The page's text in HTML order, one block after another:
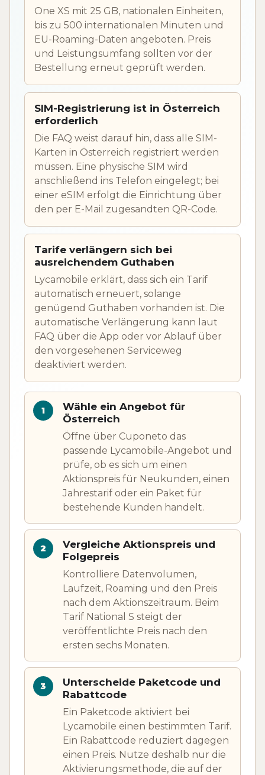
One XS mit 25 GB, nationalen Einheiten,
bis zu 500 internationalen Minuten und
EU-Roaming-Daten angeboten. Preis
und Leistungsumfang sollten vor der
Bestellung erneut geprüft werden.
SIM-Registrierung ist in Österreich
erforderlich
Die FAQ weist darauf hin, dass alle SIM-
Karten in Österreich registriert werden
müssen. Eine physische SIM wird
anschließend ins Telefon eingelegt; bei
einer eSIM erfolgt die Einrichtung über
den per E-Mail zugesandten QR-Code.
Tarife verlängern sich bei
ausreichendem Guthaben
Lycamobile erklärt, dass sich ein Tarif
automatisch erneuert, solange
genügend Guthaben vorhanden ist. Die
automatische Verlängerung kann laut
FAQ über die App oder vor Ablauf über
den vorgesehenen Serviceweg
deaktiviert werden.
Wähle ein Angebot für
Österreich
Öffne über Cuponeto das
passende Lycamobile-Angebot und
prüfe, ob es sich um einen
Aktionspreis für Neukunden, einen
Jahrestarif oder ein Paket für
bestehende Kunden handelt.
Vergleiche Aktionspreis und
Folgepreis
Kontrolliere Datenvolumen,
Laufzeit, Roaming und den Preis
nach dem Aktionszeitraum. Beim
Tarif National S steigt der
veröffentlichte Preis nach den
ersten sechs Monaten.
Unterscheide Paketcode und
Rabattcode
Ein Paketcode aktiviert bei
Lycamobile einen bestimmten Tarif.
Ein Rabattcode reduziert dagegen
einen Preis. Nutze deshalb nur die
Aktivierungsmethode, die auf der